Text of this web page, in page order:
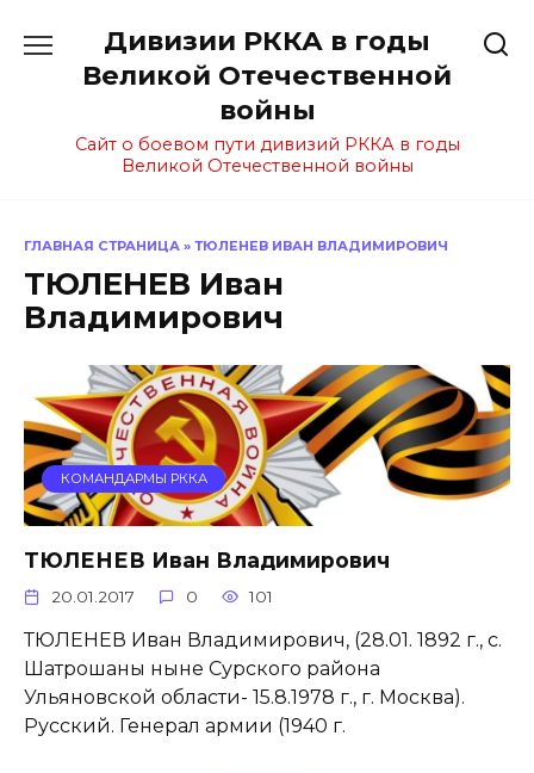
содержанию
Дивизии РККА в годы
Великой Отечественной
войны
Сайт о боевом пути дивизий РККА в годы
Великой Отечественной войны
ГЛАВНАЯ СТРАНИЦА » ТЮЛЕНЕВ ИВАН ВЛАДИМИРОВИЧ
ТЮЛЕНЕВ Иван
Владимирович
КОМАНДАРМЫ РККА
ТЮЛЕНЕВ Иван Владимирович
20.01.2017 0 101
ТЮЛЕНЕВ Иван Владимирович, (28.01. 1892 г., с.
Шатрошаны ныне Сурского района
Ульяновской области- 15.8.1978 г., г. Москва).
Русский. Генерал армии (1940 г.